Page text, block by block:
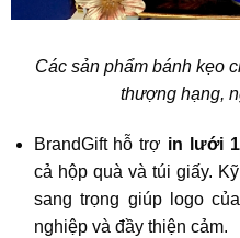
Các sản phẩm bánh kẹo
thượng hạng,
BrandGift hỗ trợ in lưới
cả hộp quà và túi giấy.
sang trọng giúp logo
nghiệp và đầy thiện cảm.